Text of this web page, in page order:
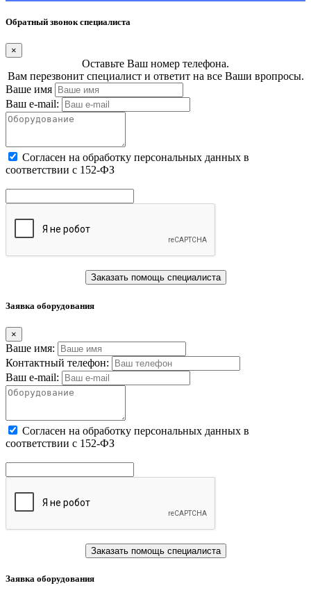
Обратный звонок специалиста
×
Оставьте Ваш номер телефона.
Вам перезвонит специалист и ответит на все Ваши вропросы.
Ваше имя
Ваш e-mail:
Cогласен на обработку персональных данных в
соответствии с 152-ФЗ
Заказать помощь специалиста
Заявка оборудования
×
Ваше имя:
Контактный телефон:
Ваш e-mail:
Cогласен на обработку персональных данных в
соответствии с 152-ФЗ
Заказать помощь специалиста
Заявка оборудования